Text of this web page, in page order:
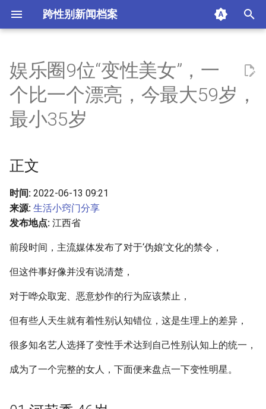
跨性别新闻档案
n
i
i
i
z
n
g
s
e
a
h
正文
01 河莉秀 46岁
03 利箐 59岁
04 吉米
05 poy宝儿 36岁
06 刘炫怡 38岁
08 陈莉莉 41岁
09 刘薰爱 35岁
摘要与附加信息
附加信息 [Processed Page
娱乐圈9位“变性美女”，一
个比一个漂亮，今最大59岁，
最小35岁
正文
时间: 2022-06-13 09:21
来源: 生活小窍门分享
发布地点: 江西省
前段时间，主流媒体发布了对于‘伪娘’文化的禁令，
但这件事好像并没有说清楚，
对于哗众取宠、恶意炒作的行为应该禁止，
但有些人天生就有着性别认知错位，这是生理上的差异，
很多知名艺人选择了变性手术达到自己性别认知上的统一，
成为了一个完整的女人，下面便来盘点一下变性明星。